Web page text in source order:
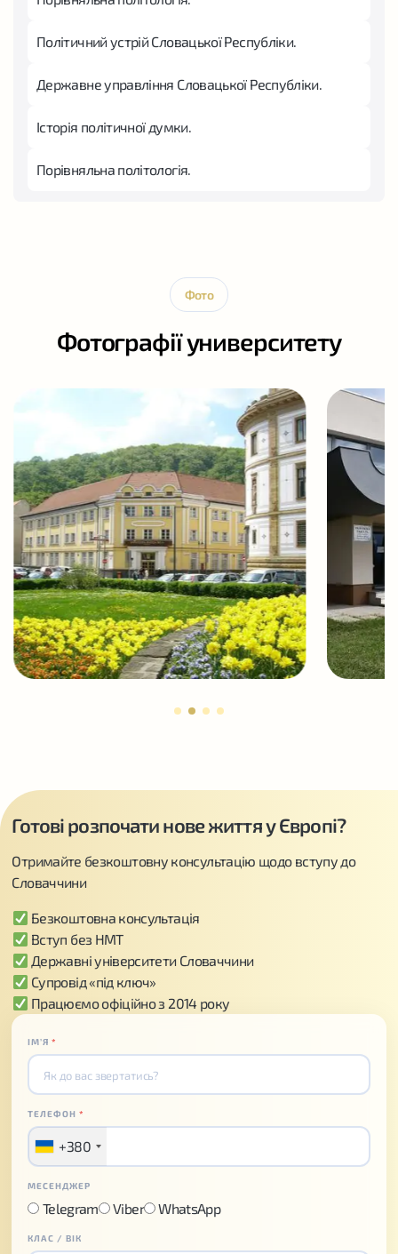
Політичний устрій Словацької Республіки.
Державне управління Словацької Республіки.
Історія політичної думки.
Порівняльна політологія.
Фото
Фотографії университету
Готові розпочати нове життя у Європі?
Отримайте безкоштовну консультацію щодо вступу до
Словаччини
Безкоштовна консультація
Вступ без НМТ
Державні університети Словаччини
Супровід «під ключ»
Працюємо офіційно з 2014 року
ІМʼЯ*
ТЕЛЕФОН*
+380
МЕСЕНДЖЕР
Telegram Viber WhatsApp
КЛАС / ВІК